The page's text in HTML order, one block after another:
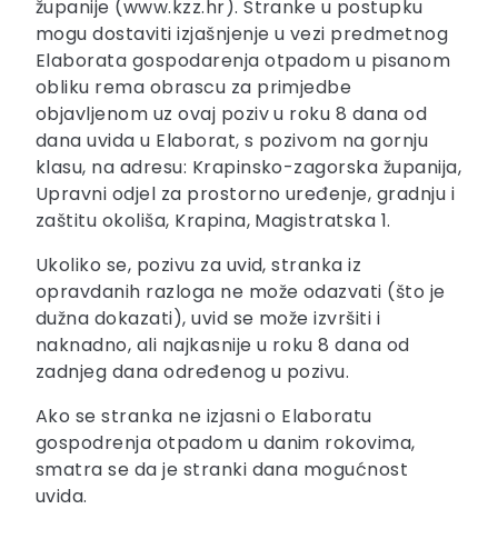
županije (www.kzz.hr). Stranke u postupku
mogu dostaviti izjašnjenje u vezi predmetnog
Elaborata gospodarenja otpadom u pisanom
obliku rema obrascu za primjedbe
objavljenom uz ovaj poziv u roku 8 dana od
dana uvida u Elaborat, s pozivom na gornju
klasu, na adresu: Krapinsko-zagorska županija,
Upravni odjel za prostorno uređenje, gradnju i
zaštitu okoliša, Krapina, Magistratska 1.
Ukoliko se, pozivu za uvid, stranka iz
opravdanih razloga ne može odazvati (što je
dužna dokazati), uvid se može izvršiti i
naknadno, ali najkasnije u roku 8 dana od
zadnjeg dana određenog u pozivu.
Ako se stranka ne izjasni o Elaboratu
gospodrenja otpadom u danim rokovima,
smatra se da je stranki dana mogućnost
uvida.